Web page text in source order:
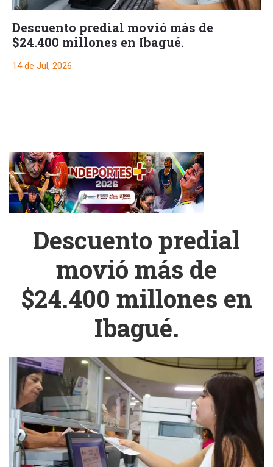
Descuento predial movió más de
$24.400 millones en Ibagué.
14 de Jul, 2026
Descuento predial
movió más de
$24.400 millones en
Ibagué.